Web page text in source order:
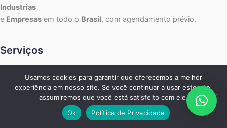
Industrias
e Empresas em todo o Brasil, com agendamento prévio.
Serviços
grande São Paulo Electrolux Assistência
São Paulo Electrolux Assistência
Zona Centro Electrolux Assistência
Zona Sul Electrolux Assistência
Zona Norte Electrolux Assistência
Usamos cookies para garantir que oferecemos a melhor
experiência em nosso site. Se você continuar a usar este site,
assumiremos que você está satisfeito com ele.
Ok
Política de Privacidade